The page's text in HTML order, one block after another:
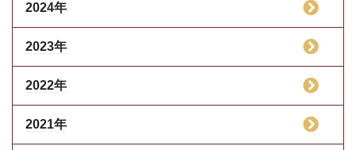
2024年
2023年
2022年
2021年